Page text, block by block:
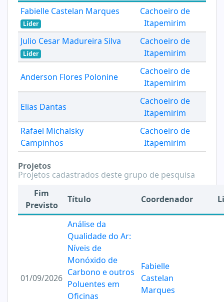
Fabielle Castelan Marques
Líder
Cachoeiro de
Itapemirim
Julio Cesar Madureira Silva
Líder
Cachoeiro de
Itapemirim
Anderson Flores Polonine
Cachoeiro de
Itapemirim
Elias Dantas
Cachoeiro de
Itapemirim
Rafael Michalsky
Campinhos
Cachoeiro de
Itapemirim
Projetos
Projetos cadastrados deste grupo de pesquisa
Fim
Previsto
Título Coordenador
01/09/2026
Análise da
Qualidade do Ar:
Níveis de
Monóxido de
Carbono e outros
Poluentes em
Oficinas
Fabielle
Castelan
Marques